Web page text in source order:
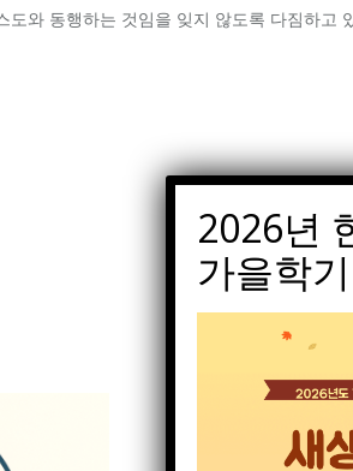
와 동행하는 것임을 잊지 않도록 다짐하고